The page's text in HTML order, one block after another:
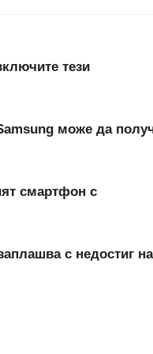
тези
може да
смартфон с
с недостиг на